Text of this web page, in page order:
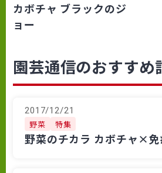
カボチャ ブラックのジ
ョー
園芸通信のおすすめ
2017/12/21
野菜 特集
野菜のチカラ カボチャ×免